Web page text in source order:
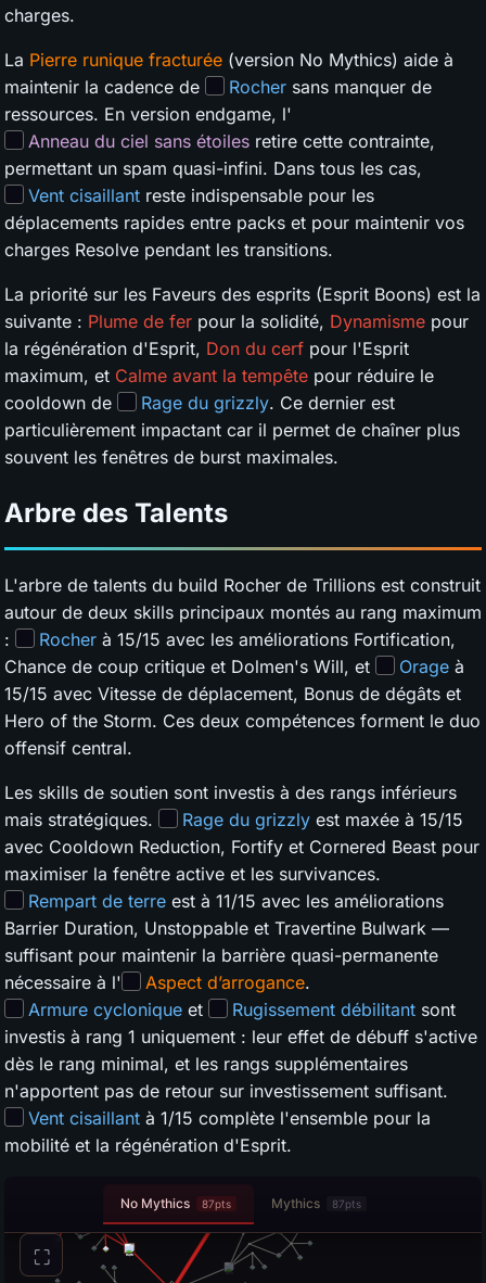
charges.
La Pierre runique fracturée (version No Mythics) aide à
maintenir la cadence de
Rocher sans manquer de
ressources. En version endgame, l'
Anneau du ciel sans étoiles retire cette contrainte,
permettant un spam quasi-infini. Dans tous les cas,
Vent cisaillant reste indispensable pour les
déplacements rapides entre packs et pour maintenir vos
charges Resolve pendant les transitions.
La priorité sur les Faveurs des esprits (Esprit Boons) est la
suivante : Plume de fer pour la solidité, Dynamisme pour
la régénération d'Esprit, Don du cerf pour l'Esprit
maximum, et Calme avant la tempête pour réduire le
cooldown de
Rage du grizzly. Ce dernier est
particulièrement impactant car il permet de chaîner plus
souvent les fenêtres de burst maximales.
Arbre des Talents
L'arbre de talents du build Rocher de Trillions est construit
autour de deux skills principaux montés au rang maximum
:
Rocher à 15/15 avec les améliorations Fortification,
Chance de coup critique et Dolmen's Will, et
Orage à
15/15 avec Vitesse de déplacement, Bonus de dégâts et
Hero of the Storm. Ces deux compétences forment le duo
offensif central.
Les skills de soutien sont investis à des rangs inférieurs
mais stratégiques.
Rage du grizzly est maxée à 15/15
avec Cooldown Reduction, Fortify et Cornered Beast pour
maximiser la fenêtre active et les survivances.
Rempart de terre est à 11/15 avec les améliorations
Barrier Duration, Unstoppable et Travertine Bulwark —
suffisant pour maintenir la barrière quasi-permanente
nécessaire à l'
Aspect d’arrogance.
Armure cyclonique et Rugissement débilitant sont
investis à rang 1 uniquement : leur effet de débuff s'active
dès le rang minimal, et les rangs supplémentaires
n'apportent pas de retour sur investissement suffisant.
Vent cisaillant à 1/15 complète l'ensemble pour la
mobilité et la régénération d'Esprit.